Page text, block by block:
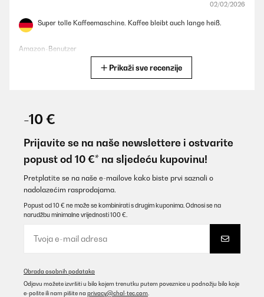
02/02/2026
Super tolle Kaffeemaschine. Kaffee bleibt auch lange heiß.
Amazon-Benutzer
aufgießen, ab 6 Tassen .
Amazon-Benutzer
Prevedi
POTVRĐENI PREGLED
Tolles Protukt. Ist nicht so groß wie andere Maschinen. Verzeit
Prevedi
Prikaži sve recenzije
-10 €
Prijavite se na naše newslettere i ostvarite
popust od 10 €* na sljedeću kupovinu!
Pretplatite se na naše e-mailove kako biste prvi saznali o
nadolazećim rasprodajama.
Popust od 10 € ne može se kombinirati s drugim kuponima. Odnosi se na
narudžbu minimalne vrijednosti 100 €.
Obrada osobnih podataka
Odjavu možete izvršiti u bilo kojem trenutku putem poveznice u podnožju bilo koje
e-pošte ili nam pišite na privacy@chal-tec.com